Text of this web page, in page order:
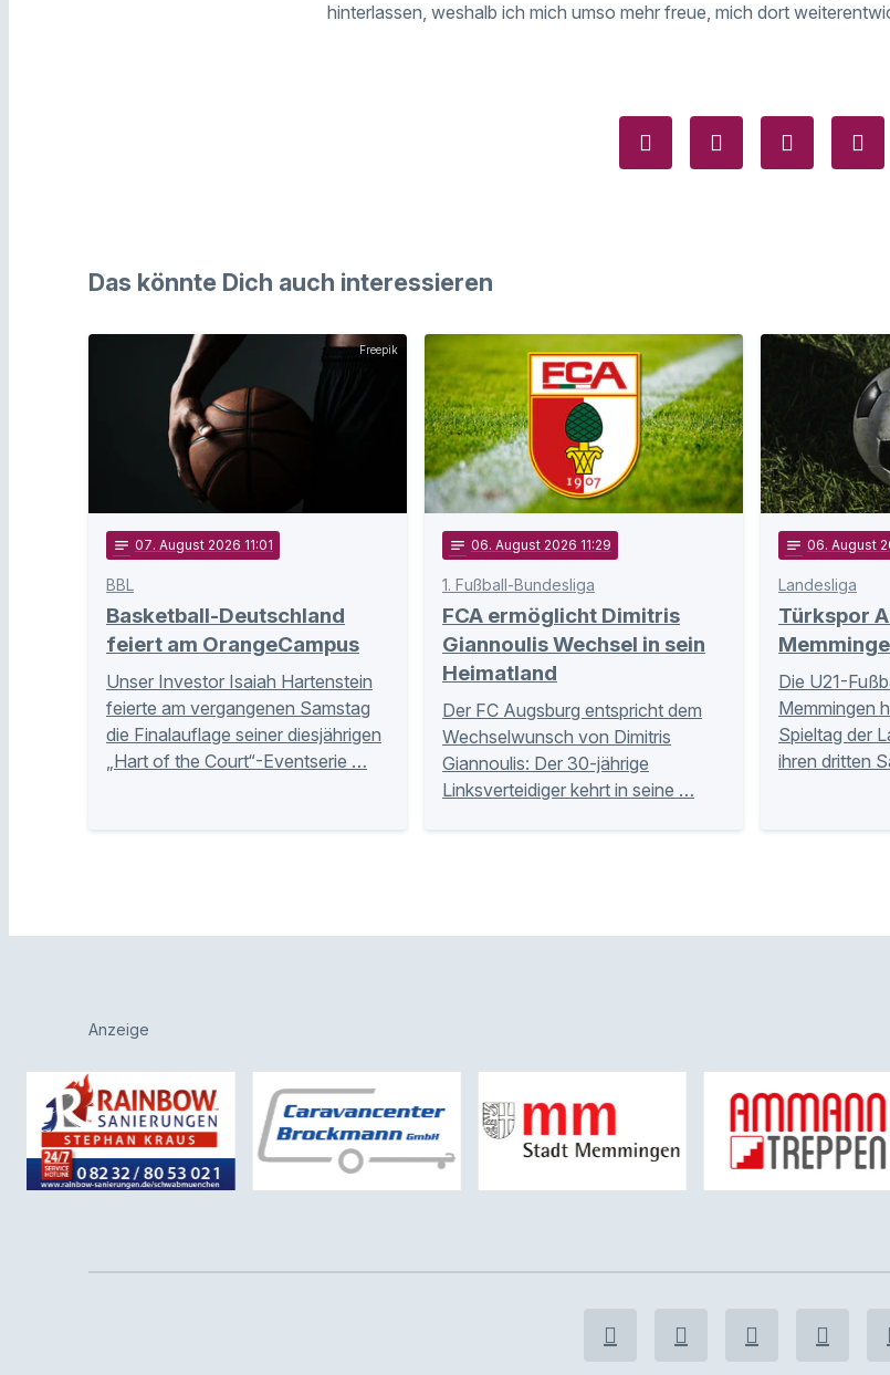
hinterlassen, weshalb ich mich umso mehr freue, mich dort
Das könnte Dich auch interessieren
Freepik
notes 07. August 2026 11:01
BBL
Basketball-Deutschland
feiert am OrangeCampus
Unser Investor Isaiah Hartenstein
feierte am vergangenen Samstag
die Finalauflage seiner diesjährigen
„Hart of the Court“-Eventserie …
notes 06. August 2026 11:29
1. Fußball-Bundesliga
FCA ermöglicht Dimitris
Giannoulis Wechsel in sein
Heimatland
Der FC Augsburg entspricht dem
Wechselwunsch von Dimitris
Giannoulis: Der 30-jährige
Linksverteidiger kehrt in seine …
notes 06. August
Landesliga
Türkspor
Die U21-
Memmingen
Spieltag der
ihren dritten
Anzeige